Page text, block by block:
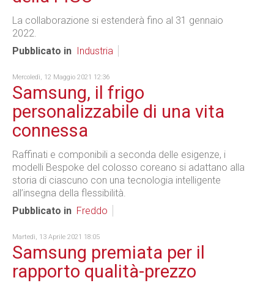
La collaborazione si estenderà fino al 31 gennaio
2022.
Pubblicato in
Industria
Mercoledì, 12 Maggio 2021 12:36
Samsung, il frigo
personalizzabile di una vita
connessa
Raffinati e componibili a seconda delle esigenze, i
modelli Bespoke del colosso coreano si adattano alla
storia di ciascuno con una tecnologia intelligente
all’insegna della flessibilità.
Pubblicato in Freddo
Martedì, 13 Aprile 2021 18:05
Samsung premiata per il
rapporto qualità-prezzo